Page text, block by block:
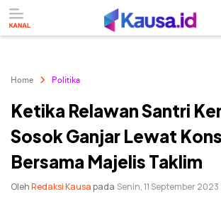
Home Politika
Ketika Relawan Santri
Sosok Ganjar Lewat
Bersama Majelis Taklim
OlehRedaksi Kausapada Senin, 11 September